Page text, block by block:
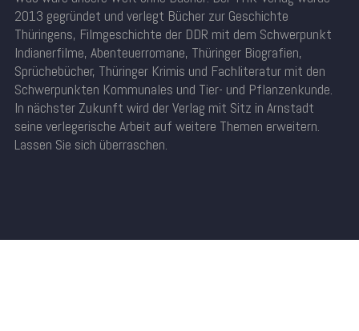
2013 gegründet und verlegt Bücher zur Geschichte
Thüringens, Filmgeschichte der DDR mit dem Schwerpunkt
Indianerfilme, Abenteuerromane, Thüringer Biografien,
Sprüchebücher, Thüringer Krimis und Fachliteratur mit den
Schwerpunkten Kommunales und Tier- und Pflanzenkunde.
In nächster Zukunft wird der Verlag mit Sitz in Arnstadt
seine verlegerische Arbeit auf weitere Themen erweitern.
Lassen Sie sich überraschen.